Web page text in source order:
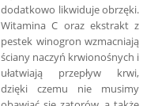
dodatkowo likwiduje obrzęki.
Witamina C oraz ekstrakt z
pestek winogron wzmacniają
ściany naczyń krwionośnych i
ułatwiają przepływ krwi,
dzięki czemu nie musimy